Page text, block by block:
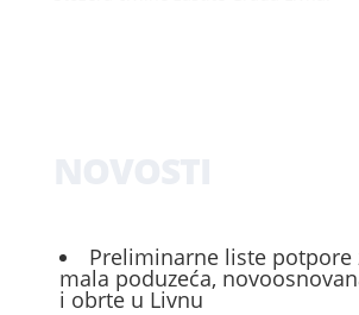
Preliminarne liste potpore
mala poduzeća,
i obrte u Livnu